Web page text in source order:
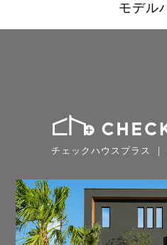
モデル
チェックハウスプラス